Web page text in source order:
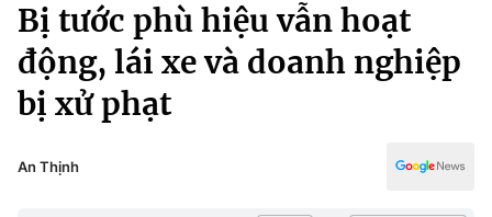
Chuyên mục
Chính trị
Pháp luật
Thể thao
Truyền hình
Văn hóa - Giải trí
Bị tước phù hiệu vẫn hoạt
động, lái xe và doanh nghiệp
bị xử phạt
An Thịnh